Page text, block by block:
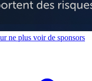
ne plus voir de sponsors